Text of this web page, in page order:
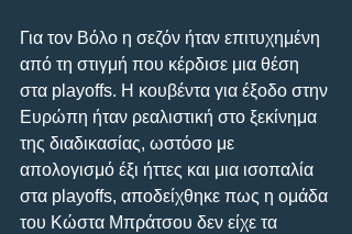
Για τον Βόλο η σεζόν ήταν επιτυχημένη
από τη στιγμή που κέρδισε μια θέση
στα playoffs. Η κουβέντα για έξοδο στην
Ευρώπη ήταν ρεαλιστική στο ξεκίνημα
της διαδικασίας, ωστόσο με
απολογισμό έξι ήττες και μια ισοπαλία
στα playoffs, αποδείχθηκε πως η ομάδα
του Κώστα Μπράτσου δεν είχε τα